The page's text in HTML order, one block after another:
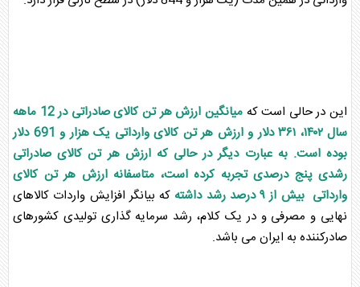
این در حالی است کهمیانگین ارزش هر تن کالایصادرات
ی در 12 ماهه
سال ۱۴۰۲، ۳۶۱ دلار و ارزش هر تن کالای وارداتی یک هزار و 691 دلار
بوده است. به عبارت دیگر در حالی که ارزش هر تن کالای صادراتی
رشدی پنج درصدی تجربه کرده است، متاسفانه ارزش هر تن کالای
وارداتی بیش از ۹ درصد رشد داشته
که بیانگر افزایش واردات کالاهای
نهایی و مصرفی و در یک کلام، رشد سرمایه گذاری تولیدی کشورهای
صادرکننده به ایران می باشد.